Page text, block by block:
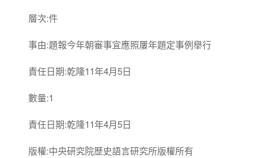
層次:件
事由:題報今年朝審事宜應照屢年題定事例舉行
責任日期:乾隆11年4月5日
數量:1
責任日期:乾隆11年4月5日
版權:中央研究院歷史語言研究所版權所有